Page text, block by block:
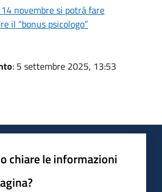
novembre si potrà fare
il “bonus psicologo”
: 5 settembre 2025, 13:53
chiare le informazioni